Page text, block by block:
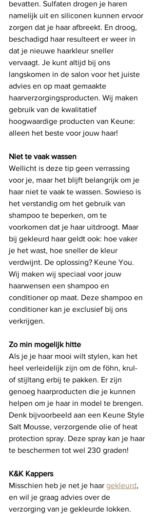
bevatten. Sulfaten drogen je haren
namelijk uit en siliconen kunnen ervoor
zorgen dat je haar afbreekt. En droog,
beschadigd haar resulteert er weer in
dat je nieuwe haarkleur sneller
vervaagt. Je kunt altijd bij ons
langskomen in de salon voor het juiste
advies en op maat gemaakte
haarverzorgingsproducten. Wij maken
gebruik van de kwalitatief
hoogwaardige producten van Keune:
alleen het beste voor jouw haar!
Niet te vaak wassen
Wellicht is deze tip geen verrassing
voor je, maar het blijft belangrijk om je
haar niet te vaak te wassen. Sowieso is
het verstandig om het gebruik van
shampoo te beperken, om te
voorkomen dat je haar uitdroogt. Maar
bij gekleurd haar geldt ook: hoe vaker
je het wast, hoe sneller de kleur
verdwijnt. De oplossing? Keune You.
Wij maken wij speciaal voor jouw
haarwensen een shampoo en
conditioner op maat. Deze shampoo en
conditioner kan je exclusief bij ons
verkrijgen.
Zo min mogelijk hitte
Als je je haar mooi wilt stylen, kan het
heel verleidelijk zijn om de föhn, krul-
of stijltang erbij te pakken. Er zijn
genoeg haarproducten die je kunnen
helpen om je haar in model te brengen.
Denk bijvoorbeeld aan een Keune Style
Salt Mousse, verzorgende olie of heat
protection spray. Deze spray kan je haar
te beschermen tot wel 230 graden!
K&K Kappers
Misschien heb je net je haar gekleurd,
en wil je graag advies over de
verzorging van je gekleurde lokken.